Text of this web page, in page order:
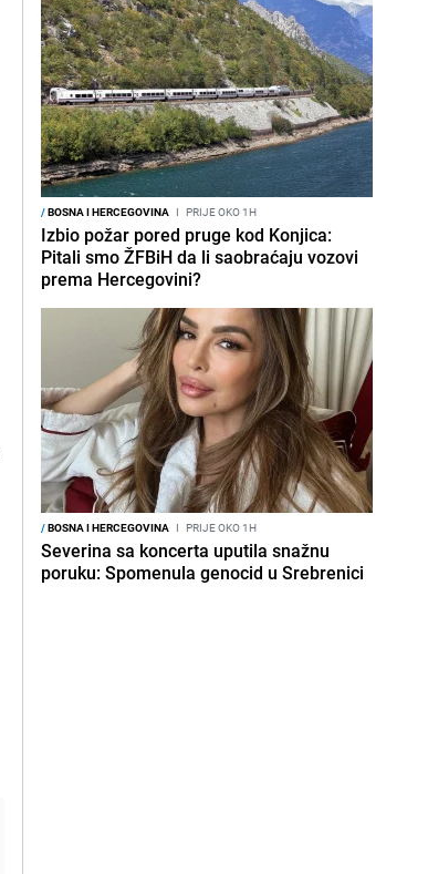
/BOSNA I HERCEGOVINA I PRIJE OKO 1H
Izbio požar pored pruge kod Konjica:
Pitali smo ŽFBiH da li saobraćaju vozovi
prema Hercegovini?
/BOSNA I HERCEGOVINA I PRIJE OKO 1H
Severina sa koncerta uputila snažnu
poruku: Spomenula genocid u Srebrenici